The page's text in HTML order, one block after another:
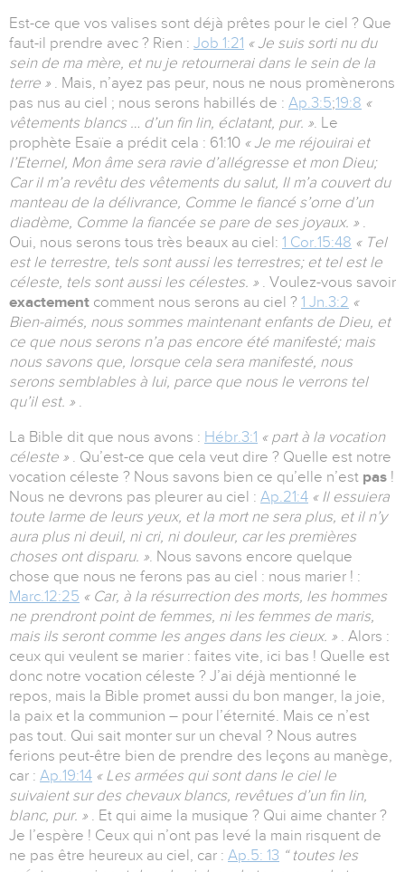
Est-ce que vos valises sont déjà prêtes pour le ciel ? Que
faut-il prendre avec ? Rien : Job 1:21 « Je suis sorti nu du
sein de ma mère, et nu je retournerai dans le sein de la
terre » . Mais, n’ayez pas peur, nous ne nous promènerons
pas nus au ciel ; nous serons habillés de : Ap.3:5;19:8 «
vêtements blancs … d’un fin lin, éclatant, pur. ». Le
prophète Esaïe a prédit cela : 61:10 « Je me réjouirai et
l’Eternel, Mon âme sera ravie d’allégresse et mon Dieu;
Car il m’a revêtu des vêtements du salut, Il m’a couvert du
manteau de la délivrance, Comme le fiancé s’orne d’un
diadème, Comme la fiancée se pare de ses joyaux. » .
Oui, nous serons tous très beaux au ciel: 1 Cor.15:48 « Tel
est le terrestre, tels sont aussi les terrestres; et tel est le
céleste, tels sont aussi les célestes. » . Voulez-vous savoir
exactement comment nous serons au ciel ? 1 Jn.3:2 «
Bien-aimés, nous sommes maintenant enfants de Dieu, et
ce que nous serons n’a pas encore été manifesté; mais
nous savons que, lorsque cela sera manifesté, nous
serons semblables à lui, parce que nous le verrons tel
qu’il est. » .
La Bible dit que nous avons : Hébr.3:1 « part à la vocation
céleste » . Qu’est-ce que cela veut dire ? Quelle est notre
vocation céleste ? Nous savons bien ce qu’elle n’est pas !
Nous ne devrons pas pleurer au ciel : Ap.21:4 « Il essuiera
toute larme de leurs yeux, et la mort ne sera plus, et il n’y
aura plus ni deuil, ni cri, ni douleur, car les premières
choses ont disparu. ». Nous savons encore quelque
chose que nous ne ferons pas au ciel : nous marier ! :
Marc.12:25 « Car, à la résurrection des morts, les hommes
ne prendront point de femmes, ni les femmes de maris,
mais ils seront comme les anges dans les cieux. » . Alors :
ceux qui veulent se marier : faites vite, ici bas ! Quelle est
donc notre vocation céleste ? J’ai déjà mentionné le
repos, mais la Bible promet aussi du bon manger, la joie,
la paix et la communion – pour l’éternité. Mais ce n’est
pas tout. Qui sait monter sur un cheval ? Nous autres
ferions peut-être bien de prendre des leçons au manège,
car : Ap.19:14 « Les armées qui sont dans le ciel le
suivaient sur des chevaux blancs, revêtues d’un fin lin,
blanc, pur. » . Et qui aime la musique ? Qui aime chanter ?
Je l’espère ! Ceux qui n’ont pas levé la main risquent de
ne pas être heureux au ciel, car : Ap.5: 13 “ toutes les